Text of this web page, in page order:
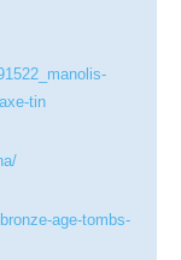
tin
age-tombs-